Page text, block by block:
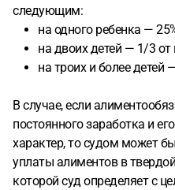
следующим:
на одного ребенка —
на двоих детей — 1/3 от
на троих и более детей
В случае, если
постоянного заработка и
характер, то судом может
уплаты алиментов в
которой суд определяет с